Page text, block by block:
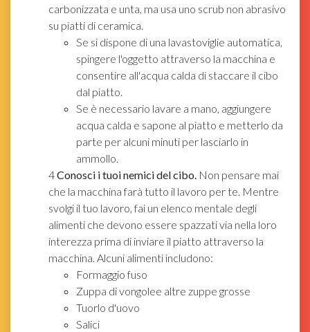
carbonizzata e unta, ma usa uno scrub non abrasivo
su piatti di ceramica.
Se si dispone di una lavastoviglie automatica,
spingere l'oggetto attraverso la macchina e
consentire all'acqua calda di staccare il cibo
dal piatto.
Se è necessario lavare a mano, aggiungere
acqua calda e sapone al piatto e metterlo da
parte per alcuni minuti per lasciarlo in
ammollo.
4Conosci i tuoi nemici del cibo. Non pensare mai
che la macchina farà tutto il lavoro per te. Mentre
svolgi il tuo lavoro, fai un elenco mentale degli
alimenti che devono essere spazzati via nella loro
interezza prima di inviare il piatto attraverso la
macchina. Alcuni alimenti includono:
Formaggio fuso
Zuppa di vongolee altre zuppe grosse
Tuorlo d'uovo
Salici